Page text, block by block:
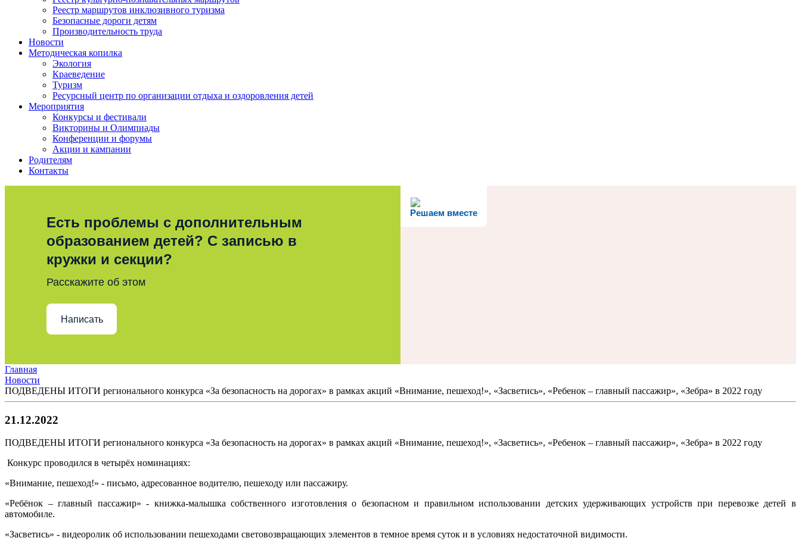
Реестр маршрутов инклюзивного туризма
Безопасные дороги детям
Производительность труда
Новости
Методическая копилка
Экология
Краеведение
Туризм
Ресурсный центр по организации отдыха и оздоровления детей
Мероприятия
Конкурсы и фестивали
Викторины и Олимпиады
Конференции и форумы
Акции и кампании
Родителям
Контакты
Решаем вместе
Есть проблемы с дополнительным
образованием детей? С записью в
кружки и секции?
Расскажите об этом
Написать
Главная
Новости
ПОДВЕДЕНЫ ИТОГИ регионального конкурса «За безопасность на дорогах» в рамках акций «Внимание, пешеход!», «Засветись», «Ребенок – главный пассажир», «Зебра» в 2022 году
21.12.2022
ПОДВЕДЕНЫ ИТОГИ регионального конкурса «За безопасность на дорогах» в рамках акций «Внимание, пешеход!», «Засветись», «Ребенок – главный пассажир», «Зебра» в 2022 году
Конкурс проводился в четырёх номинациях:
«Внимание, пешеход!» - письмо, адресованное водителю, пешеходу или пассажиру.
«Ребёнок – главный пассажир» - книжка-малышка собственного изготовления о безопасном и правильном использовании детских удерживающих устройств при перевозке детей в
автомобиле.
«Засветись» - видеоролик об использовании пешеходами световозвращающих элементов в темное время суток и в условиях недостаточной видимости.